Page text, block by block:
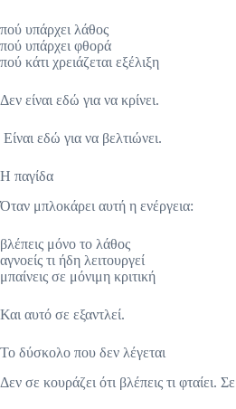
πού υπάρχει λάθος
πού υπάρχει φθορά
πού κάτι χρειάζεται εξέλιξη
Δεν είναι εδώ για να κρίνει.
Είναι εδώ για να βελτιώνει.
Η παγίδα
Όταν μπλοκάρει αυτή η ενέργεια:
βλέπεις μόνο το λάθος
αγνοείς τι ήδη λειτουργεί
μπαίνεις σε μόνιμη κριτική
Και αυτό σε εξαντλεί.
Το δύσκολο που δεν λέγεται
Δεν σε κουράζει ότι βλέπεις τι φταίει.